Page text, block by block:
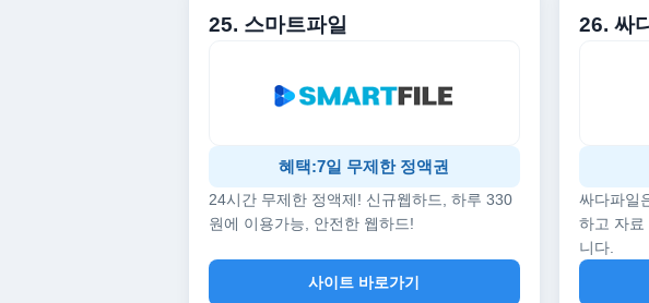
25. 스마트파일
혜택:7일 무제한 정액권
24시간 무제한 정액제! 신규웹하드, 하루 330
원에 이용가능, 안전한 웹하드!
사이트 바로가기
26. 싸
싸다파일
하고 자료
니다.